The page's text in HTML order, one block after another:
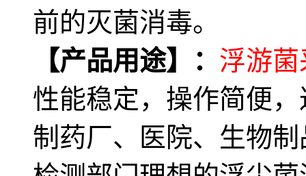
前的灭菌消毒。
【产品用途】： 浮游
性能稳定，操作简便
制药厂、医院、生物